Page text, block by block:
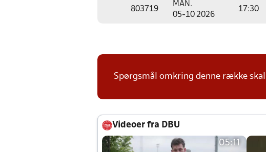
803719
MAN.
05-10 2026
17:30
Spørgsmål omkring denne række
Videoer fra DBU
05:11